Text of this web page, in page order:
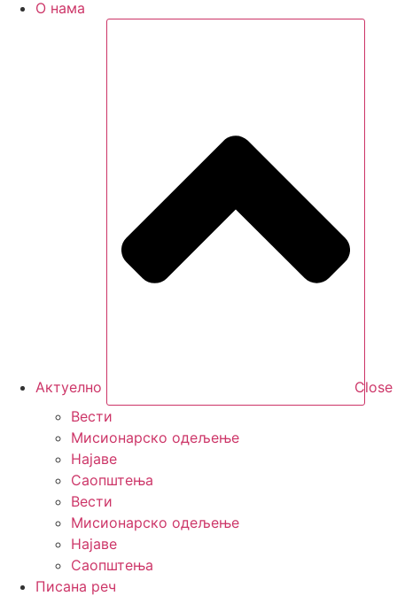
О нама
Актуелно
Close
Вести
Мисионарско одељење
Најаве
Саопштења
Вести
Мисионарско одељење
Најаве
Саопштења
Писана реч